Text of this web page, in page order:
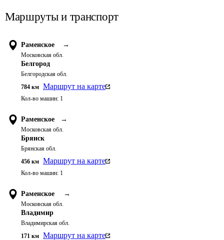
Маршруты и транспорт
Раменское →
Московская обл.
Белгород
Белгородская обл.
784 км Маршрут на карте
Кол-во машин: 1
Раменское →
Московская обл.
Брянск
Брянская обл.
456 км Маршрут на карте
Кол-во машин: 1
Раменское →
Московская обл.
Владимир
Владимирская обл.
171 км Маршрут на карте